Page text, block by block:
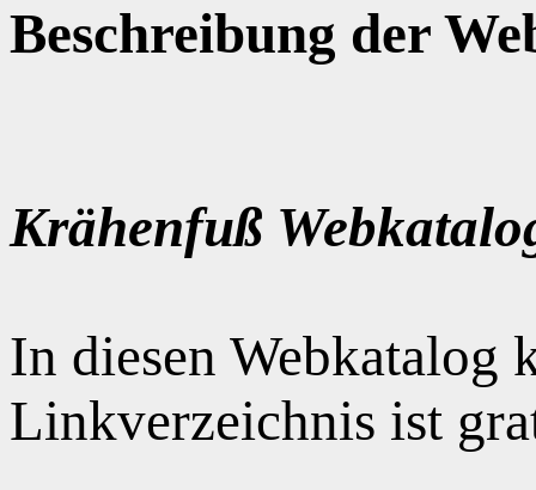
Beschreibung der
Krähenfuß
In diesen Webkatalog
Linkverzeichnis ist